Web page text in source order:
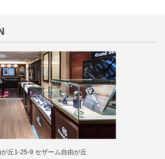
丘1-25-9 セザーム自由が丘